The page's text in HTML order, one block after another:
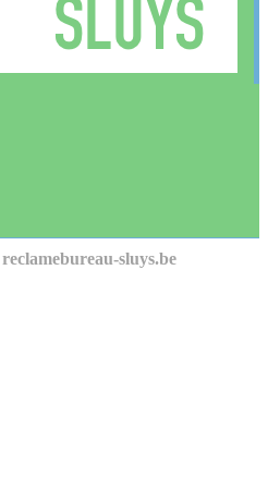
sluys.be